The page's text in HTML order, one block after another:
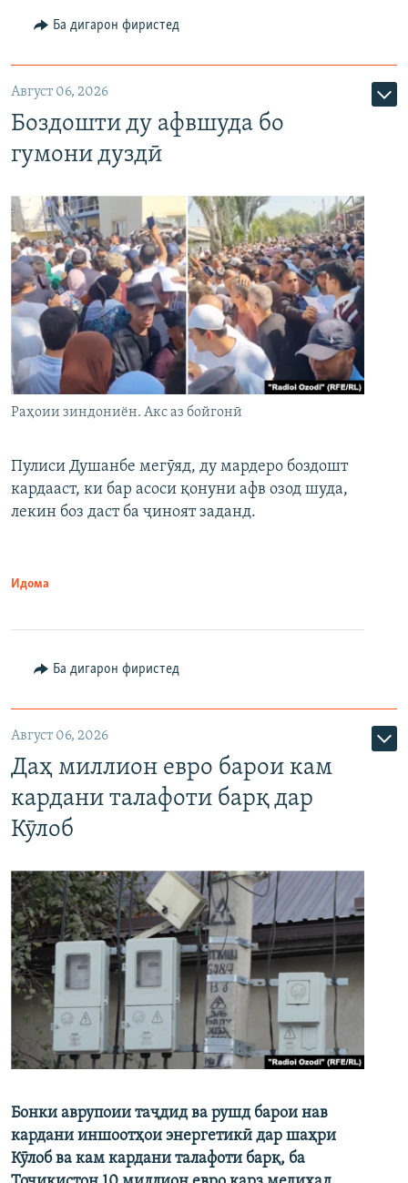
Ба дигарон фиристед
Август 06, 2026
Боздошти ду афвшуда бо
гумони дуздӣ
Раҳоии зиндониён. Акс аз бойгонӣ
Пулиси Душанбе мегӯяд, ду мардеро боздошт
кардааст, ки бар асоси қонуни афв озод шуда,
лекин боз даст ба ҷиноят заданд.
Идома
Ба дигарон фиристед
Август 06, 2026
Даҳ миллион евро барои кам
кардани талафоти барқ дар
Кӯлоб
Бонки аврупоии таҷдид ва рушд барои нав
кардани иншоотҳои энергетикӣ дар шаҳри
Кӯлоб ва кам кардани талафоти барқ, ба